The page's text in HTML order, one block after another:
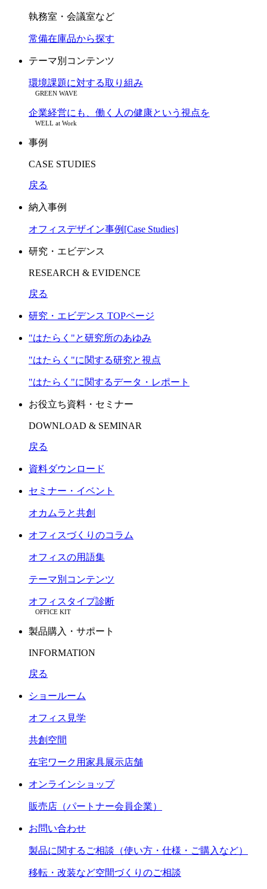
執務室・会議室など
常備在庫品から探す
テーマ別コンテンツ
環境課題に対する取り組み
GREEN WAVE
企業経営にも、働く人の健康という視点を
WELL at Work
事例
CASE STUDIES
戻る
納入事例
オフィスデザイン事例[Case Studies]
研究・エビデンス
RESEARCH & EVIDENCE
戻る
研究・エビデンス TOPページ
"はたらく"と研究所のあゆみ
"はたらく"に関する研究と視点
"はたらく"に関するデータ・レポート
お役立ち資料・セミナー
DOWNLOAD & SEMINAR
戻る
資料ダウンロード
セミナー・イベント
オカムラと共創
オフィスづくりのコラム
オフィスの用語集
テーマ別コンテンツ
オフィスタイプ診断
OFFICE KIT
製品購入・サポート
INFORMATION
戻る
ショールーム
オフィス見学
共創空間
在宅ワーク用家具展示店舗
オンラインショップ
販売店（パートナー会員企業）
お問い合わせ
製品に関するご相談（使い方・仕様・ご購入など）
移転・改装など空間づくりのご相談